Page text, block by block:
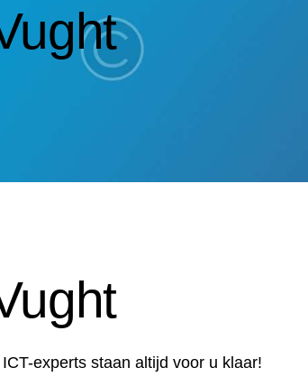
experts staan altijd voor u klaar!